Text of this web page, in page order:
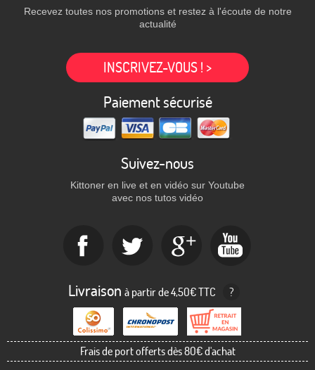
Recevez toutes nos promotions et restez à l'écoute de notre
actualité
INSCRIVEZ-VOUS ! >
Paiement sécurisé
Suivez-nous
Kittoner en live et en vidéo sur Youtube
avec nos tutos vidéo
Livraison à partir de 4,50€ TTC ?
Frais de port offerts dès 80€ d'achat